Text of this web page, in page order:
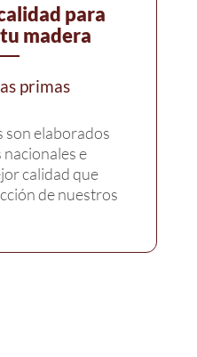
para
madera
primas
elaborados
e
calidad que
de nuestros